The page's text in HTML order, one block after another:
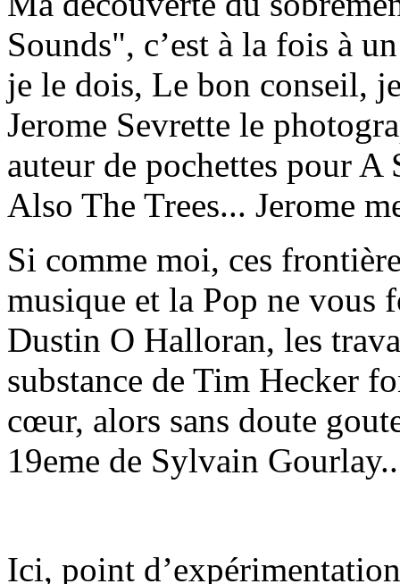
Sounds", c’est à la fois à
je le dois, Le bon conseil,
Jerome Sevrette le
auteur de pochettes pour
Also The Trees... Jerome
Si comme moi, ces
musique et la Pop ne vous
Dustin O Halloran, les
substance de Tim Hecker
cœur, alors sans doute
19eme de Sylvain
Ici, point